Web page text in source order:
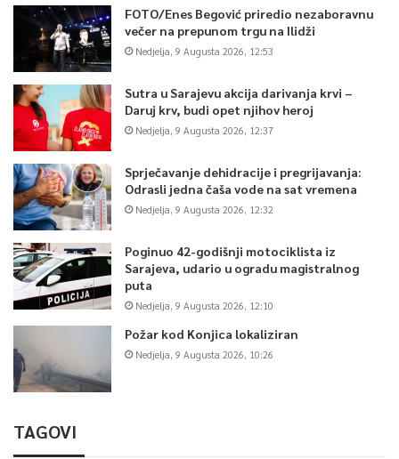
FOTO/Enes Begović priredio nezaboravnu
večer na prepunom trgu na Ilidži
Nedjelja, 9 Augusta 2026, 12:53
Sutra u Sarajevu akcija darivanja krvi –
Daruj krv, budi opet njihov heroj
Nedjelja, 9 Augusta 2026, 12:37
Sprječavanje dehidracije i pregrijavanja:
Odrasli jedna čaša vode na sat vremena
Nedjelja, 9 Augusta 2026, 12:32
Poginuo 42-godišnji motociklista iz
Sarajeva, udario u ogradu magistralnog
puta
Nedjelja, 9 Augusta 2026, 12:10
Požar kod Konjica lokaliziran
Nedjelja, 9 Augusta 2026, 10:26
TAGOVI